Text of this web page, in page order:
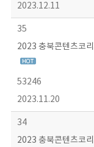
2023.12.11
35
2023 충북콘텐츠코
53246
2023.11.20
34
2023 충북콘텐츠코